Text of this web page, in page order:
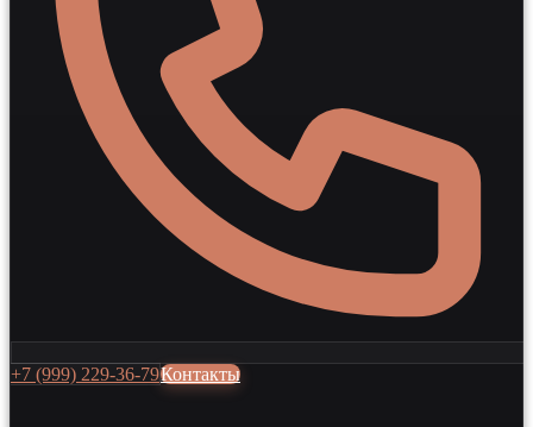
+7 (999) 229-36-79Контакты